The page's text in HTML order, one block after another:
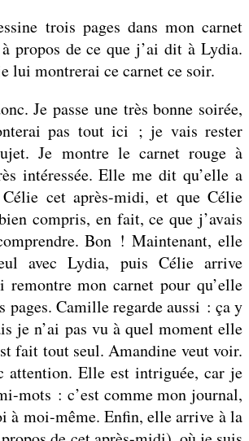
trois pages dans mon carnet
propos de ce que j’ai dit à Lydia.
lui montrerai ce carnet ce soir.
Je passe une très bonne soirée,
pas tout ici ; je vais rester
Je montre le carnet rouge à
intéressée. Elle me dit qu’elle a
cet après-midi, et que Célie
compris, en fait, ce que j’avais
Bon ! Maintenant, elle
avec Lydia, puis Célie arrive
remontre mon carnet pour qu’elle
pages. Camille regarde aussi : ça y
je n’ai pas vu à quel moment elle
fait tout seul. Amandine veut voir.
attention. Elle est intriguée, car je
mots : c’est comme mon journal,
à moi-même. Enfin, elle arrive à la